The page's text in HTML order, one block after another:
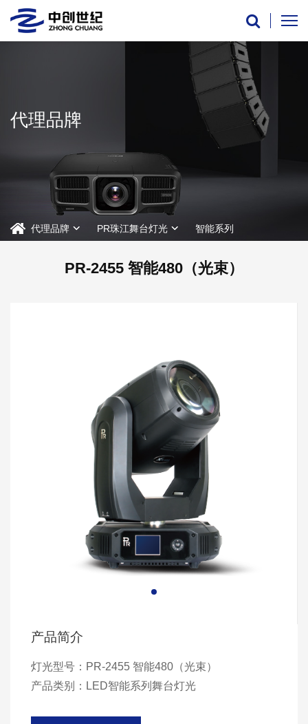
代理品牌
代理品牌 PR珠江舞台灯光 智能系列
PR-2455 智能480（光束）
产品简介
灯光型号：PR-2455 智能480（光束）
产品类别：LED智能系列舞台灯光